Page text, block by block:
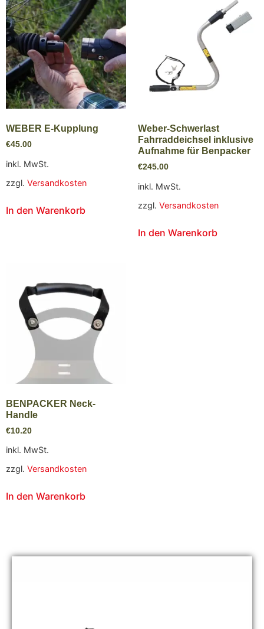
WEBER E-Kupplung
€45.00
inkl. MwSt.
zzgl. Versandkosten
In den Warenkorb
Weber-Schwerlast
Fahrraddeichsel inklusive
Aufnahme für Benpacker
€245.00
inkl. MwSt.
zzgl. Versandkosten
In den Warenkorb
BENPACKER Neck-
Handle
€10.20
inkl. MwSt.
zzgl. Versandkosten
In den Warenkorb